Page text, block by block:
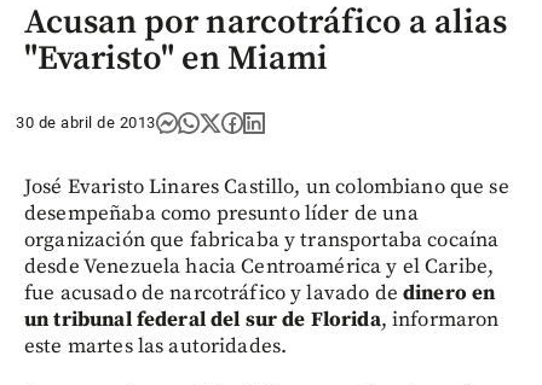
Acusan por narcotráfico a alias
"Evaristo" en Miami
30 de abril de 2013
José Evaristo Linares Castillo, un colombiano que se
desempeñaba como presunto líder de una
organización que fabricaba y transportaba cocaína
desde Venezuela hacia Centroamérica y el Caribe,
fue acusado de narcotráfico y lavado de dinero en
un tribunal federal del sur de Florida, informaron
este martes las autoridades.